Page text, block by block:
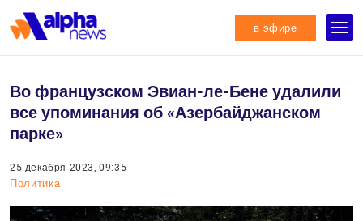
в эфире
Во французском Эвиан-ле-Бене удалили
все упоминания об «Азербайджанском
парке»
25 декабря 2023, 09:35
Политика